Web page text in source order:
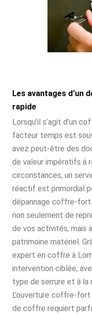
Les avantages
rapide
Lorsqu’il s’agit d’un
facteur temps est
avez peut-être des
de valeur impératifs à
circonstances, un
réactif est primordial
dépannage coffre-fort
non seulement de
de vos activités, mais
patrimoine matériel.
expert en coffre à
intervention ciblée,
type de serrure et à la
L’ouverture coffre-
de coffre requiert